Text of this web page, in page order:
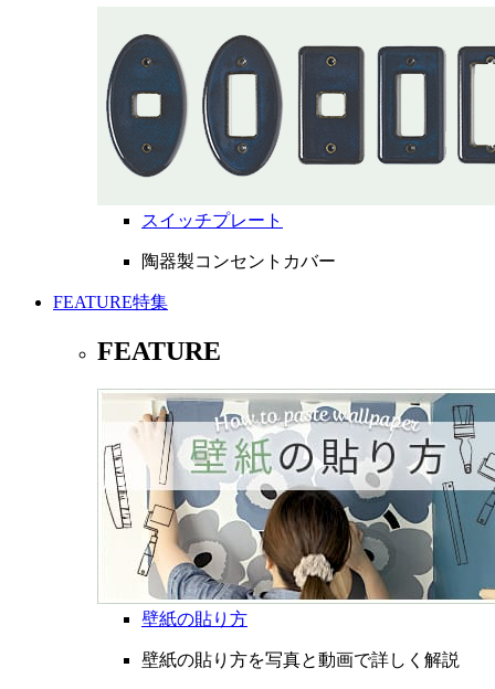
スイッチプレート
陶器製コンセントカバー
FEATURE特集
FEATURE
壁紙の貼り方
壁紙の貼り方を写真と動画で詳しく解説